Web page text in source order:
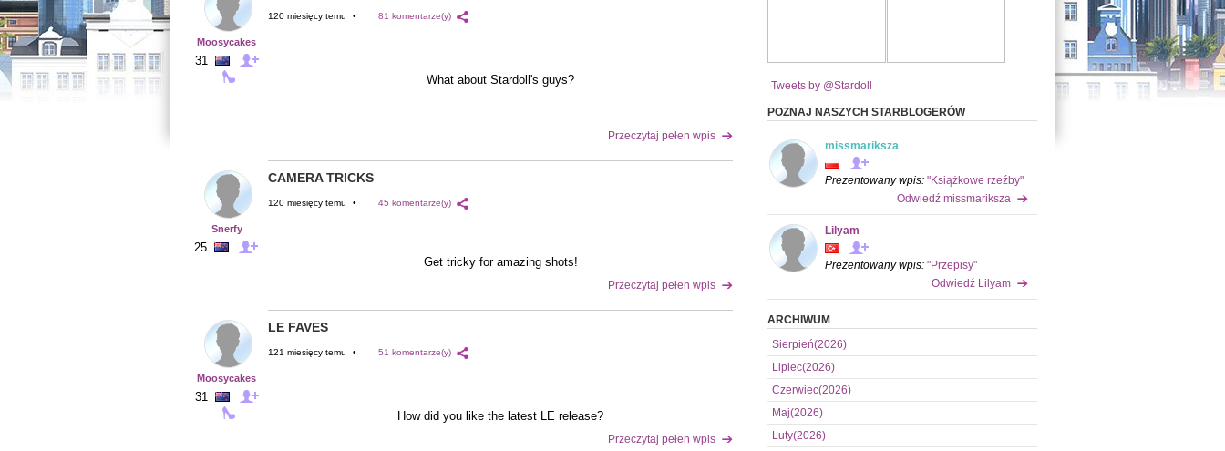
Moosycakes
31
120 miesięcy temu • 81 komentarze(y)
What about Stardoll's guys?
Przeczytaj pełen wpis
Snerfy
25
CAMERA TRICKS
120 miesięcy temu • 45 komentarze(y)
Get tricky for amazing shots!
Przeczytaj pełen wpis
Moosycakes
31
LE FAVES
121 miesięcy temu • 51 komentarze(y)
How did you like the latest LE release?
Przeczytaj pełen wpis
Tweets by @Stardoll
POZNAJ NASZYCH STARBLOGERÓW
missmariksza
Prezentowany wpis: "Książkowe rzeźby"
Odwiedź missmariksza
Lilyam
Prezentowany wpis: "Przepisy"
Odwiedź Lilyam
ARCHIWUM
Sierpień(2026)
Lipiec(2026)
Czerwiec(2026)
Maj(2026)
Luty(2026)